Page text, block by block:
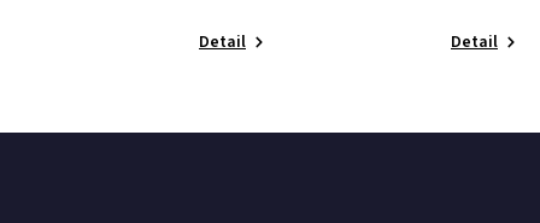
Detail Detail